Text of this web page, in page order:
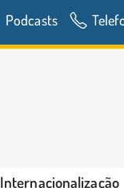
Podcasts
Internacionalização